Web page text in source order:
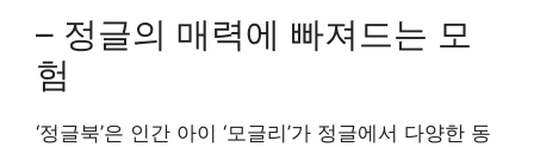
– 정글의 매력에 빠져드는 모
험
‘정글북’은 인간 아이 ‘모글리’가 정글에서 다양한 동